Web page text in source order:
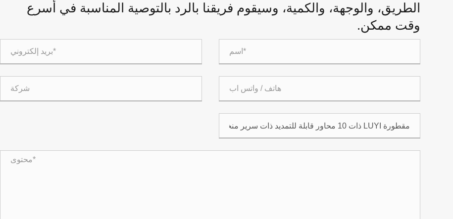
الطريق، والوجهة، والكمية، وسيقوم فريقنا بالرد بالتوصية المناسبة في أسرع
وقت ممكن.